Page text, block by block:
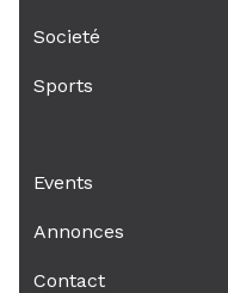
Societé
Sports
Events
Annonces
Contact